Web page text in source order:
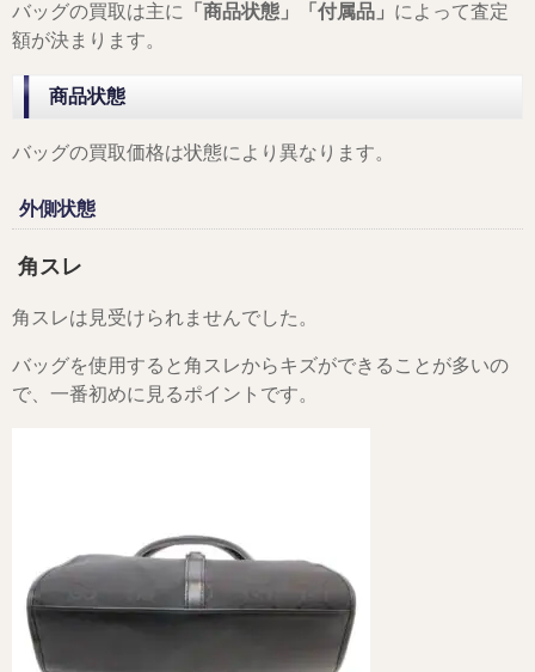
バッグの買取は主に 「商品状態」「付属品」 によって査定
額が決まります。
商品状態
バッグの買取価格は状態により異なります。
外側状態
角スレ
角スレは見受けられませんでした。
バッグを使用すると角スレからキズができることが多いの
で、一番初めに見るポイントです。